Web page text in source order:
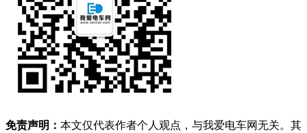
免责声明： 本文仅代表作者个人观点，与我爱电车网无关。其